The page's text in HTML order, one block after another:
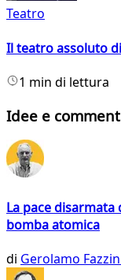
Teatro
Il teatro assoluto
1 min di lettura
Idee e
La pace disarmata
bomba atomica
di Gerolamo